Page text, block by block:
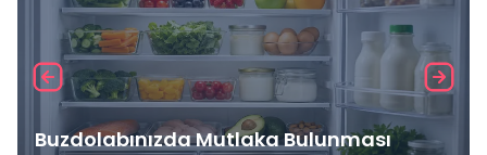
Buzdolabınızda Mutlaka Bulunması